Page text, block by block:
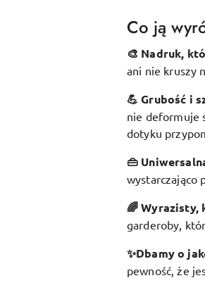
Co ją
🎨 Nadruk,
ani nie kruszy
💪 Grubość i
nie deformuje
dotyku
👜
wystarczająco
🌈
garderoby,
✨Dbamy o
pewność, że